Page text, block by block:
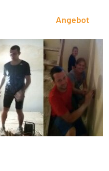
Angebot